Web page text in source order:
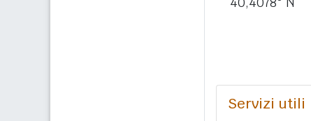
Servizi utili